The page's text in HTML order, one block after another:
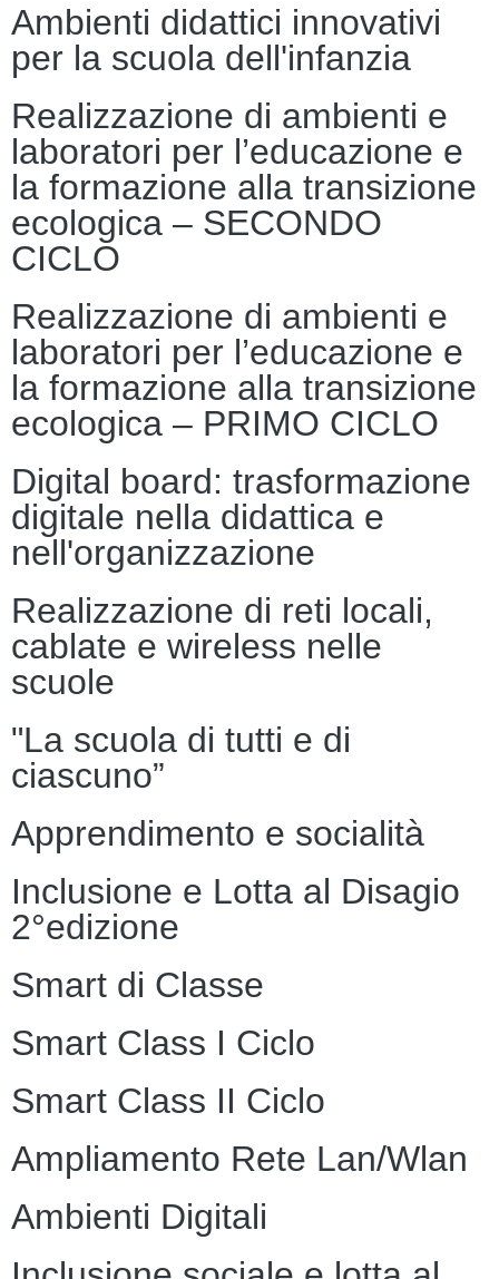
Ambienti didattici innovativi
per la scuola dell'infanzia
Realizzazione di ambienti e
laboratori per l’educazione e
la formazione alla transizione
ecologica – SECONDO
CICLO
Realizzazione di ambienti e
laboratori per l’educazione e
la formazione alla transizione
ecologica – PRIMO CICLO
Digital board: trasformazione
digitale nella didattica e
nell'organizzazione
Realizzazione di reti locali,
cablate e wireless nelle
scuole
"La scuola di tutti e di
ciascuno”
Apprendimento e socialità
Inclusione e Lotta al Disagio
2°edizione
Smart di Classe
Smart Class I Ciclo
Smart Class II Ciclo
Ampliamento Rete Lan/Wlan
Ambienti Digitali